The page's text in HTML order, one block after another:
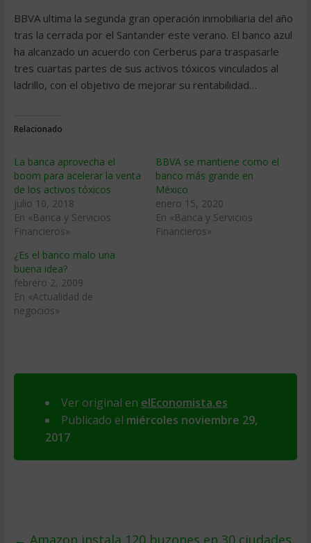
BBVA ultima la segunda gran operación inmobiliaria del año
tras la cerrada por el Santander este verano. El banco azul
ha alcanzado un acuerdo con Cerberus para traspasarle
tres cuartas partes de sus activos tóxicos vinculados al
ladrillo, con el objetivo de mejorar su rentabilidad…
Relacionado
La banca aprovecha el
boom para acelerar la venta
de los activos tóxicos
julio 10, 2018
En «Banca y Servicios
Financieros»
BBVA se mantiene como el
banco más grande en
México
enero 15, 2020
En «Banca y Servicios
Financieros»
¿Es el banco malo una
buena idea?
febrero 2, 2009
En «Actualidad de
negocios»
Ver original en elEconomista.es
Publicado el miércoles noviembre 29,
2017
← Amazon instala 120 buzones en 30 ciudades